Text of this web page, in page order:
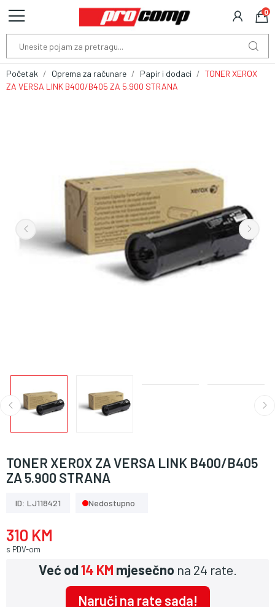
0
Početak Oprema za računare Papir i dodaci
TONER XEROX
ZA VERSA LINK B400/B405 ZA 5.900 STRANA
TONER XEROX ZA VERSA LINK B400/B405
ZA 5.900 STRANA
ID: LJ118421 Nedostupno
310 KM
s PDV-om
Već od14 KM mjesečno na 24 rate.
Naruči na rate sada!